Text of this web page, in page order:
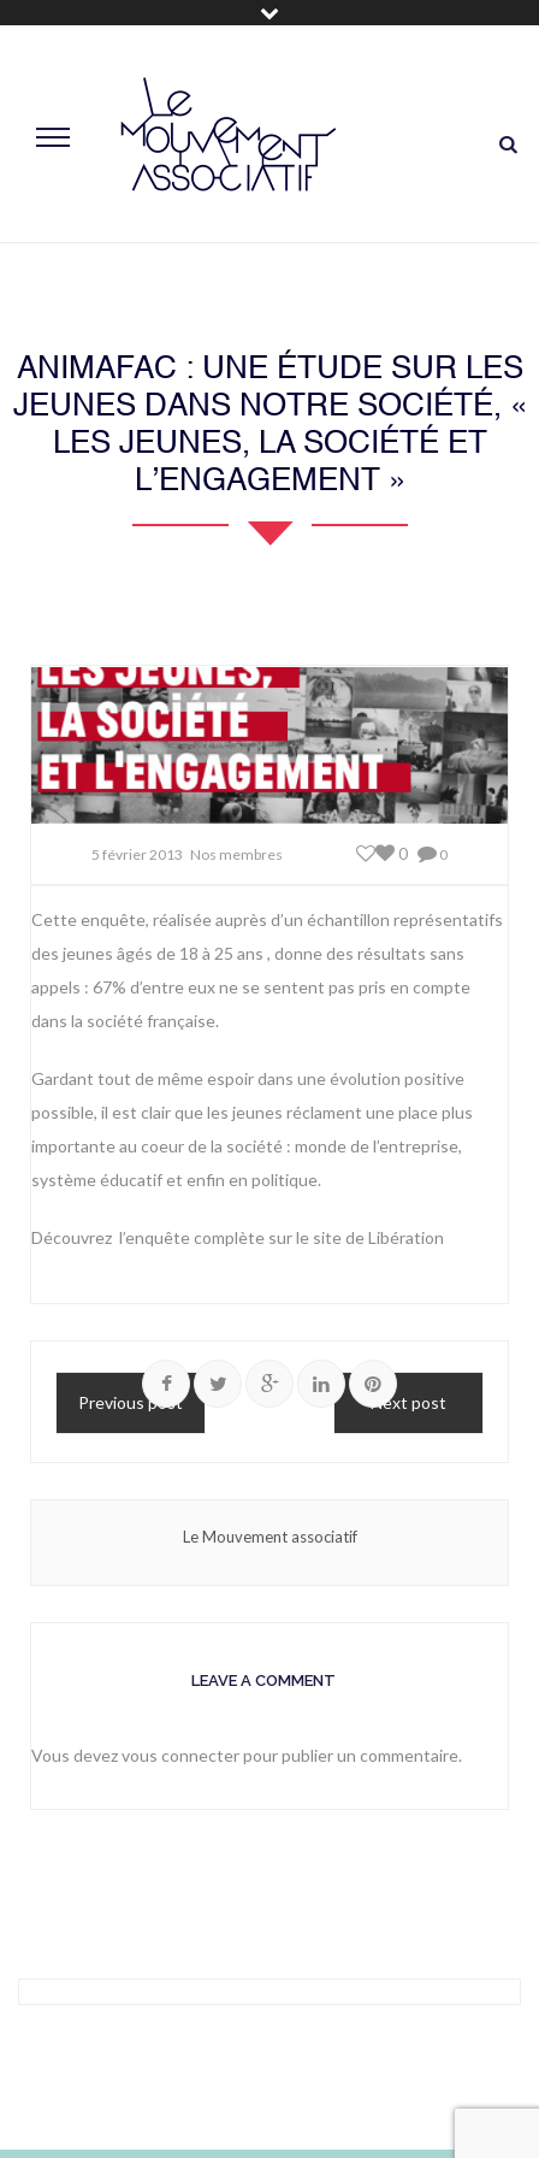
ANIMAFAC : UNE ÉTUDE SUR LES
JEUNES DANS NOTRE SOCIÉTÉ, «
LES JEUNES, LA SOCIÉTÉ ET
L’ENGAGEMENT »
5 février 2013 Nos membres 0
0
Cette enquête, réalisée auprès d’un échantillon représentatifs
des jeunes âgés de 18 à 25 ans , donne des résultats sans
appels : 67% d’entre eux ne se sentent pas pris en compte
dans la société française.
Gardant tout de même espoir dans une évolution positive
possible, il est clair que les jeunes réclament une place plus
importante au coeur de la société : monde de l’entreprise,
système éducatif et enfin en politique.
Découvrez l’enquête complète sur le site de Libération
Previous post Next post
Le Mouvement associatif
LEAVE A COMMENT
Vous devezvous connecterpour publier un commentaire.